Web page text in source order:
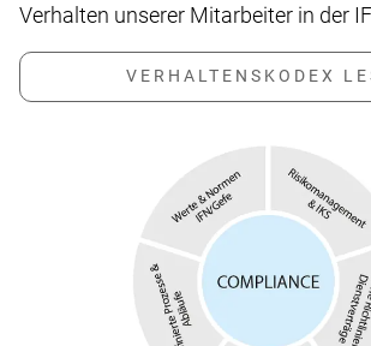
Verhalten unserer Mitarbeiter in der